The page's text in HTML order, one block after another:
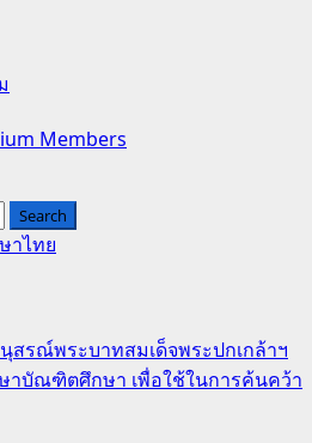
Members
าไทย
สรณ์พระบาทสมเด็จพระปกเกล้าฯ
บัณฑิตศึกษา เพื่อใช้ในการค้นคว้า